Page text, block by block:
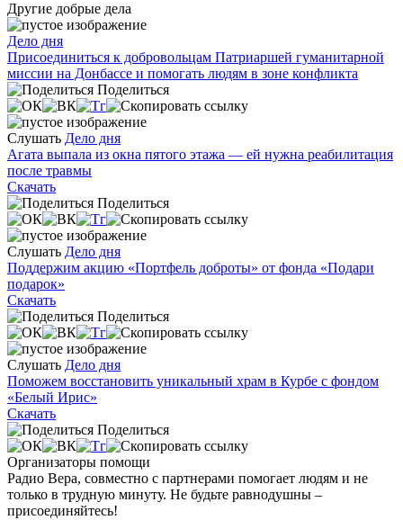
Другие добрые дела
Дело дня
Присоединиться к добровольцам Патриаршей гуманитарной
миссии на Донбассе и помогать людям в зоне конфликта
Поделиться
Слушать Дело дня
Агата выпала из окна пятого этажа — ей нужна реабилитация
после травмы
Скачать
Поделиться
Слушать Дело дня
Поддержим акцию «Портфель доброты» от фонда «Подари
подарок»
Скачать
Поделиться
Слушать Дело дня
Поможем восстановить уникальный храм в Курбе с фондом
«Белый Ирис»
Скачать
Поделиться
Организаторы помощи
Радио Вера, совместно с партнерами помогает людям и не
только в трудную минуту. Не будьте равнодушны –
присоединяйтесь!